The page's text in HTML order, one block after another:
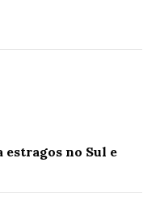
estragos no Sul e